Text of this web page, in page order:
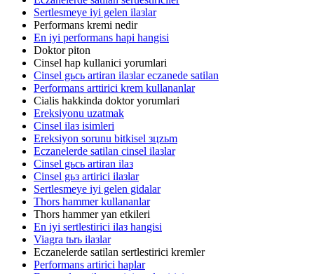
Sertlesmeye iyi gelen ilaзlar
Performans kremi nedir
En iyi performans hapi hangisi
Doktor piton
Cinsel hap kullanici yorumlari
Cinsel gьcь artiran ilaзlar eczanede satilan
Performans arttirici krem kullananlar
Cialis hakkinda doktor yorumlari
Ereksiyonu uzatmak
Cinsel ilaз isimleri
Ereksiyon sorunu bitkisel зцzьm
Eczanelerde satilan cinsel ilaзlar
Cinsel gьcь artiran ilaз
Cinsel gьз artirici ilaзlar
Sertlesmeye iyi gelen gidalar
Thors hammer kullananlar
Thors hammer yan etkileri
En iyi sertlestirici ilaз hangisi
Viagra tьrь ilaзlar
Eczanelerde satilan sertlestirici kremler
Performans artirici haplar